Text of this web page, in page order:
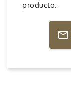
producto.